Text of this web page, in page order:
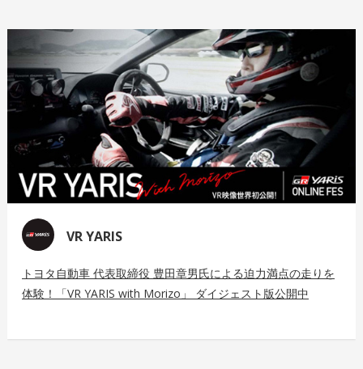
VR YARIS
トヨタ自動車 代表取締役 豊田章男氏による迫力満点の走りを
体験！「VR YARIS with Morizo」 ダイジェスト版公開中